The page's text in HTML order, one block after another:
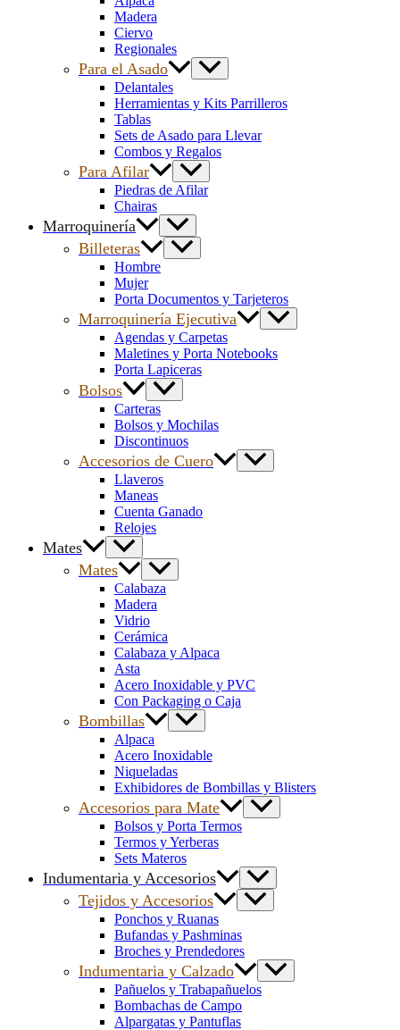
Madera
Ciervo
Regionales
Para el Asado
Delantales
Herramientas y Kits Parrilleros
Tablas
Sets de Asado para Llevar
Combos y Regalos
Para Afilar
Piedras de Afilar
Chairas
Marroquinería
Billeteras
Hombre
Mujer
Porta Documentos y Tarjeteros
Marroquinería Ejecutiva
Agendas y Carpetas
Maletines y Porta Notebooks
Porta Lapiceras
Bolsos
Carteras
Bolsos y Mochilas
Discontinuos
Accesorios de Cuero
Llaveros
Maneas
Cuenta Ganado
Relojes
Mates
Mates
Calabaza
Madera
Vidrio
Cerámica
Calabaza y Alpaca
Asta
Acero Inoxidable y PVC
Con Packaging o Caja
Bombillas
Alpaca
Acero Inoxidable
Niqueladas
Exhibidores de Bombillas y Blisters
Accesorios para Mate
Bolsos y Porta Termos
Termos y Yerberas
Sets Materos
Indumentaria y Accesorios
Tejidos y Accesorios
Ponchos y Ruanas
Bufandas y Pashminas
Broches y Prendedores
Indumentaria y Calzado
Pañuelos y Trabapañuelos
Bombachas de Campo
Alpargatas y Pantuflas